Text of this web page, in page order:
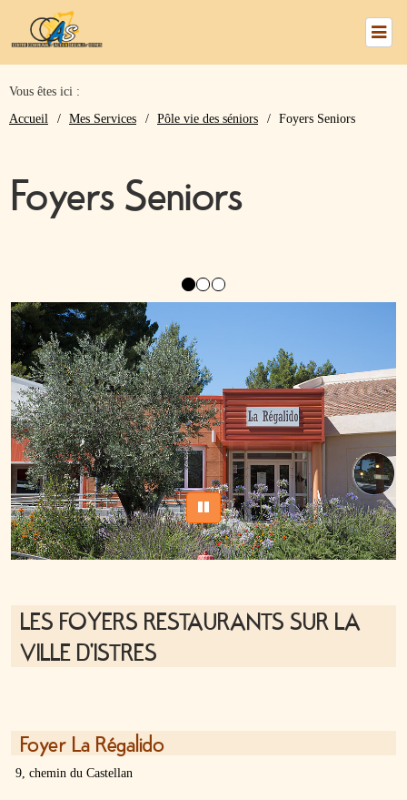
numéros
Nous
Le
CCAS
Mes
Services
Halte répit
la
PAUSETO
Les
plaquettes
Affichage
Menu
Vous êtes ici :
Accueil
Mes Services Pôle vie des séniors Foyers Seniors
Foyers Seniors
LES FOYERS RESTAURANTS SUR LA
VILLE D'ISTRES
Foyer La Régalido
9, chemin du Castellan